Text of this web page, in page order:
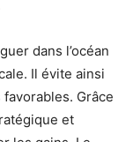
dans l’océan
Il évite ainsi
Grâce
et